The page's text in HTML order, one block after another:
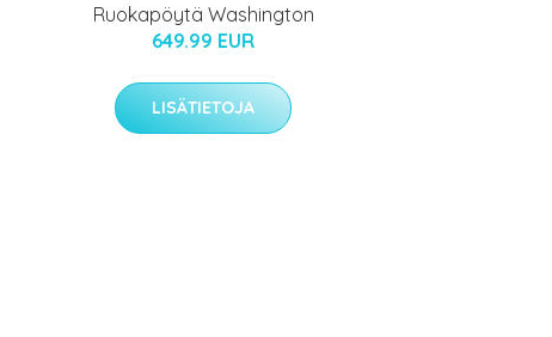
Ruokapöytä Washington
649.99 EUR
LISÄTIETOJA